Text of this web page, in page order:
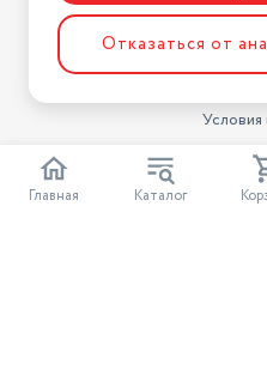
Главная Каталог
Условия
Нашли ошибку на
2026 © Интернет-магазин
Отказаться от